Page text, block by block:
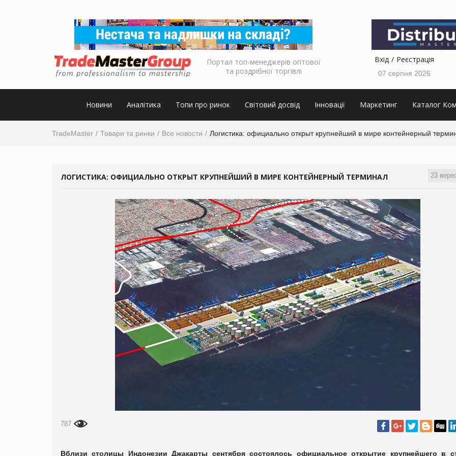
Портал топ-менеджерів оптової
та роздрібної торгівлі
Вхід Реєстрація
07 серпня 2026
Новини Аналітика Топи про ринок Світовий досвід Інновації Маркетинг Каталог
TradeMaster Товари та ринки Все новости Логистика: официально открыт крупнейший в мире контейнерный
23
ЛОГИСТИКА: ОФИЦИАЛЬНО ОТКРЫТ КРУПНЕЙШИЙ В МИРЕ КОНТЕЙНЕРНЫЙ ТЕРМИНАЛ
787
Вблизи столицы Индонезии Джакарты сентября состоялось официальное открытие крупнейшего в